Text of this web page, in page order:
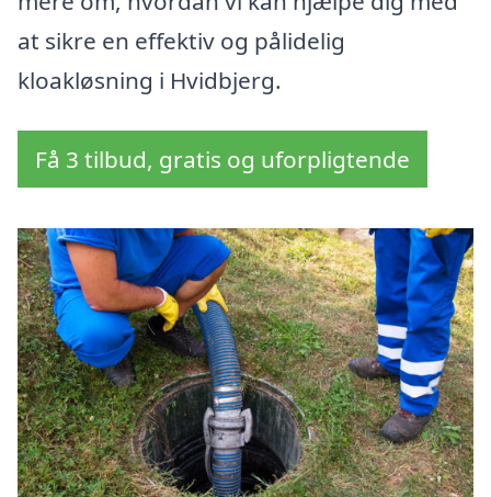
at sikre en effektiv og pålidelig
kloakløsning i Hvidbjerg.
Få 3 tilbud, gratis og uforpligtende